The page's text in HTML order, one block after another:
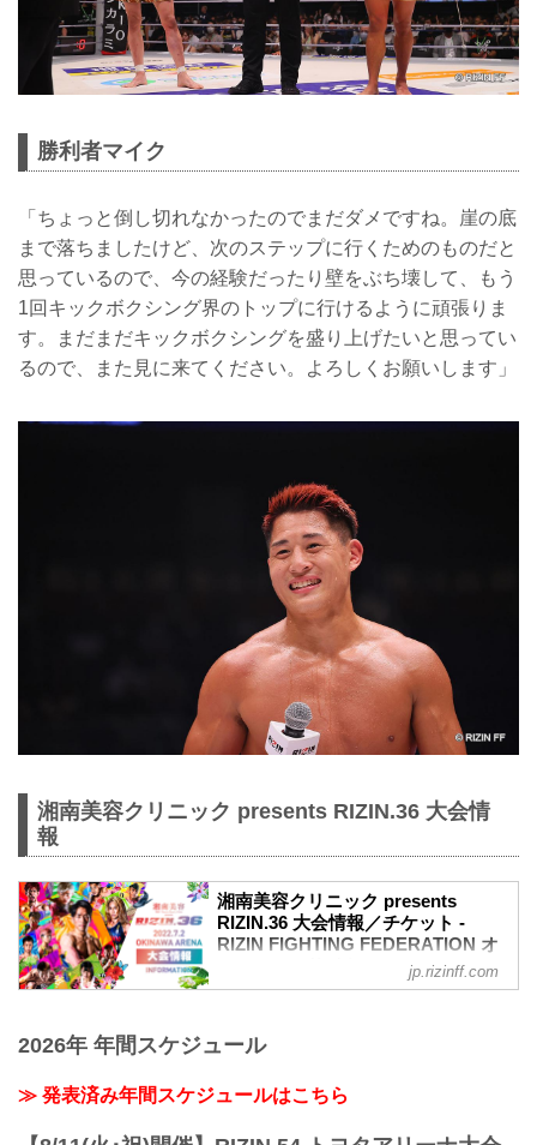
勝利者マイク
「ちょっと倒し切れなかったのでまだダメですね。崖の底
まで落ちましたけど、次のステップに行くためのものだと
思っているので、今の経験だったり壁をぶち壊して、もう
1回キックボクシング界のトップに行けるように頑張りま
す。まだまだキックボクシングを盛り上げたいと思ってい
るので、また見に来てください。よろしくお願いします」
湘南美容クリニック presents RIZIN.36 大会情
報
湘南美容クリニック presents
RIZIN.36 大会情報／チケット -
RIZIN FIGHTING FEDERATION オ
RIZIN.36 in OKINAWA
大会概要
湘南美容クリニック presents RIZIN.36
jp.rizinff.com
2026年 年間スケジュール
≫ 発表済み年間スケジュールはこちら